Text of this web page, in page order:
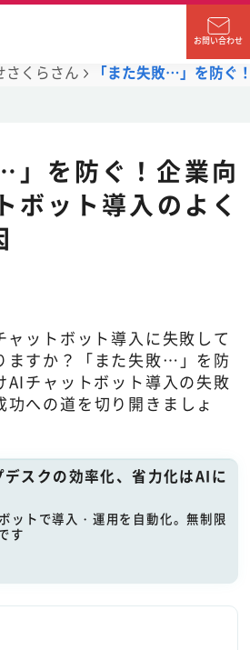
お問い合わせ
さくらさん 「また失敗…」を防ぐ
」を防ぐ！企業向
ボット導入のよく
ャットボット導入に失敗して
ますか？「また失敗…」を防
AIチャットボット導入の失敗
への道を切り開きましょ
スクの効率化、省力化はAIに
ットで導入・運用を自動化。無制限
す